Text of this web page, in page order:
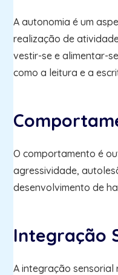
A autonomia é um
realização de
vestir-se e alimentar-
como a leitura e a
O comportamento é
agressividade,
desenvolvimento de
Integração
A integração sensorial